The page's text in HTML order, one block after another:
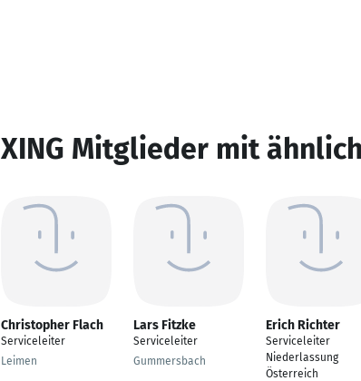
XING Mitglieder mit
Christopher Flach
Serviceleiter
Leimen
Lars Fitzke
Serviceleiter
Gummersbach
Erich Richter
Serviceleiter
Niederlassung
Österreich